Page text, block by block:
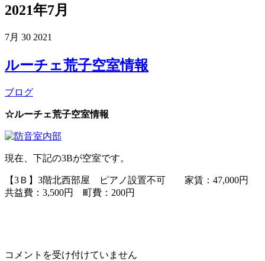
2021年7月
7月 30 2021
ルーチェ荒子空室情報
ブログ
☆ルーチェ荒子空室情報
現在、下記の3Bが空室です。
【3Ｂ】3階北西部屋 ピアノ設置不可 家賃：47,000円
共益費：3,500円 町費：200円
ル
コメントを受け付けていません